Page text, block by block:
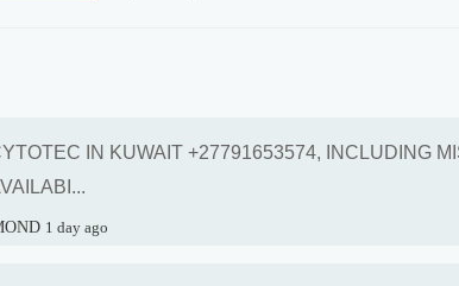
IN KUWAIT +27791653574, INCLUDING
1 day ago